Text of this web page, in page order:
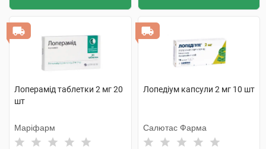
Лоперамід таблетки 2 мг 20
шт
Маріфарм
Лопедіум капсули 2 мг 10 шт
Салютас Фарма